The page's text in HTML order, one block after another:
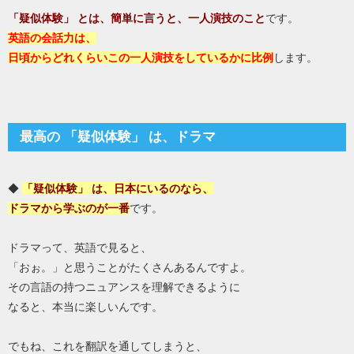
「疑似体験」 とは、簡単に言うと、一人演技のことです。
英語の会話力は、
日頃からどれくらいこの一人演技をしているかに比例 します。
最高の 「疑似体験」 は、ドラマ
◆
「疑似体験」 は、日本にいるのなら、
ドラマから学ぶのが一番です。
ドラマって、英語で見ると、
「おぉ。」と思うことがたくさんあるんですよ。
その言語の持つニュアンスを理解できるように
なると、本当に楽しいんです。
でもね、これを翻訳を通してしまうと、